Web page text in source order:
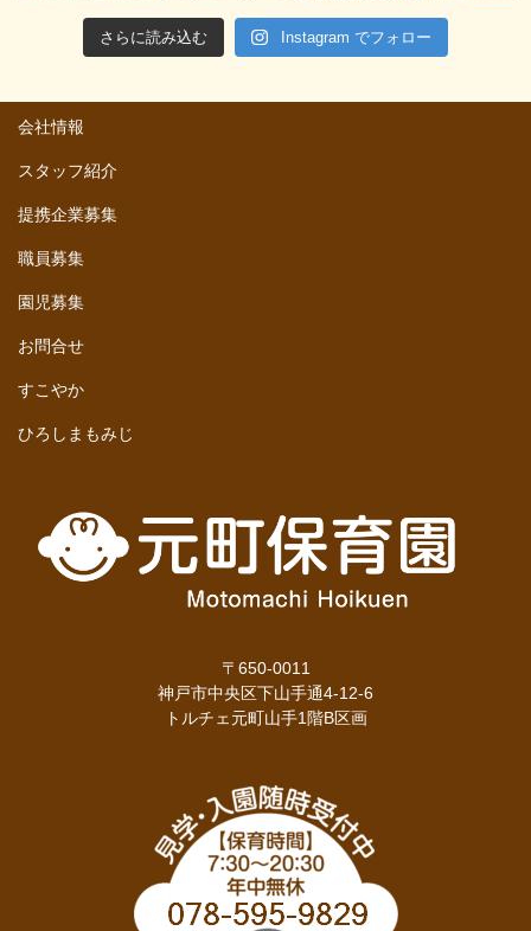
さらに読み込む Instagram でフォロー
会社情報
スタッフ紹介
提携企業募集
職員募集
園児募集
お問合せ
すこやか
ひろしまもみじ
〒650-0011
神戸市中央区下山手通4-12-6
トルチェ元町山手1階B区画